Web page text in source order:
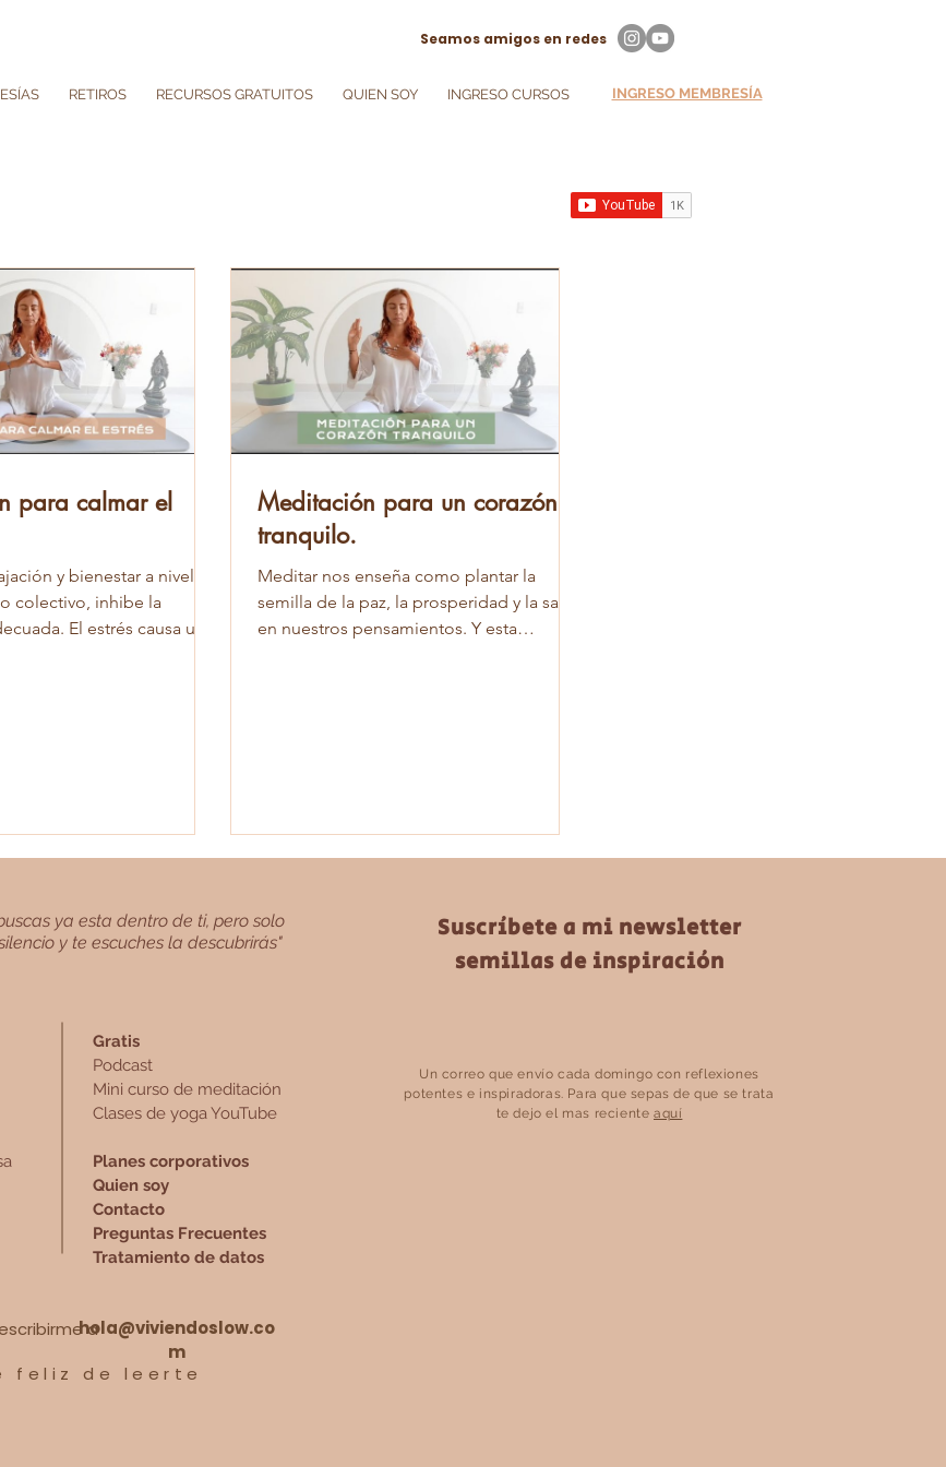
Seamos amigos en redes
RETIROS RECURSOS GRATUITOS QUIEN SOY INGRESO CURSOS INGRESO MEMBRESÍA
para calmar el
y bienestar a nivel
colectivo, inhibe la
El estrés causa una
Meditación para un corazón
tranquilo.
Meditar nos enseña como plantar la
semilla de la paz, la prosperidad y la salud
en nuestros pensamientos. Y esta
ya esta dentro de ti, pero solo
y te escuches la descubrirás"⁣
Gratis
Podcast
Mini curso de meditación
Clases de yoga YouTube
Planes corporativos
Quien soy
Contacto
Preguntas Frecuentes
Tratamiento de datos
feliz de leerte
a
hola@viviendoslow.co
m
Suscríbete a mi newsletter
semillas de inspiración
Un correo que envío cada domingo con reflexiones
potentes e inspiradoras. Para que sepas de que se trata
te dejo el mas reciente aquí